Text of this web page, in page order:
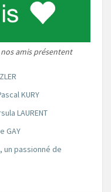
amis présentent
KURY
LAURENT
GAY
un passionné de